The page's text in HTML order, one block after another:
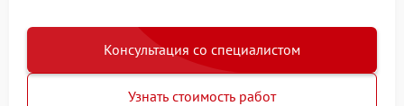
Консультация со специалистом
Узнать стоимость работ